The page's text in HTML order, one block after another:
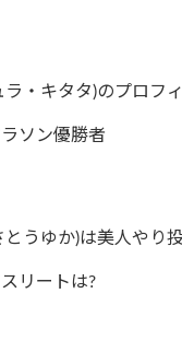
ラ・キタタ)のプロフ
ソン優勝者
とうゆか)は美人やり
リートは?